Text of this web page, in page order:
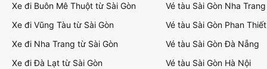
Xe đi Buôn Mê Thuột từ Sài Gòn
Xe đi Vũng Tàu từ Sài Gòn
Xe đi Nha Trang từ Sài Gòn
Xe đi Đà Lạt từ Sài Gòn
Vé tàu Sài Gòn Nha Trang
Vé tàu Sài Gòn Phan Thiết
Vé tàu Sài Gòn Đà Nẵng
Vé tàu Sài Gòn Hà Nội